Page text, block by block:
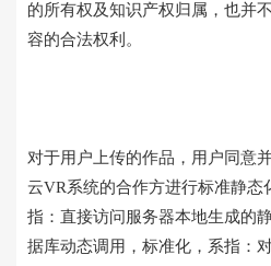
的所有权及知识产权归属，也并
容的合法权利。
对于用户上传的作品，用户同意
云VR系统的合作方进行标准静态
指：直接访问服务器本地生成的
据库动态调用，标准化，系指：